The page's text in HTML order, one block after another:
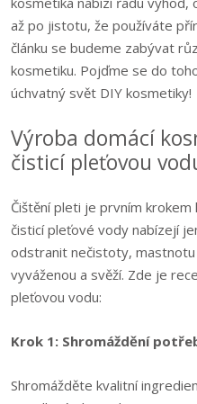
až po jistotu, že používáte
článku se budeme zabývat
kosmetiku. Pojďme se do
úchvatný svět DIY kosmetiky!
Výroba domácí
čisticí pleťovou
Čištění pleti je prvním
čisticí pleťové vody nabízejí
odstranit nečistoty,
vyváženou a svěží. Zde je
pleťovou vodu:
Krok 1: Shromáždění
Shromážděte kvalitní